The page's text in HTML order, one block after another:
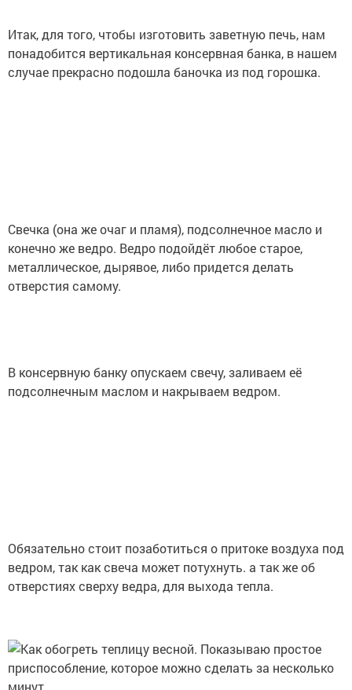
понадобится вертикальная консервная банка, в нашем
случае прекрасно подошла баночка из под горошка.
конечно же ведро. Ведро подойдёт любое старое,
металлическое, дырявое, либо придется делать
отверстия самому.
подсолнечным маслом и накрываем ведром.
ведром, так как свеча может потухнуть. а так же об
отверстиях сверху ведра, для выхода тепла.